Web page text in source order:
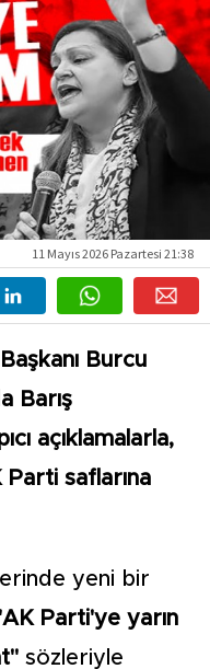
11 Mayıs 2026 Pazartesi 21:38
Burcu
Barış
açıklamalarla,
saflarına
yeni bir
Parti'ye yarın
sözleriyle